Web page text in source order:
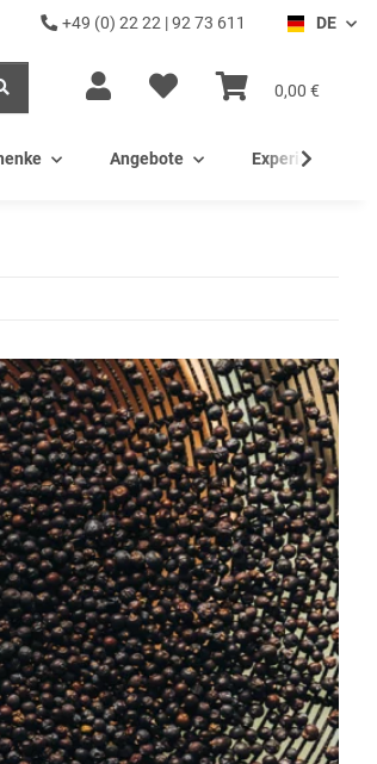
+49 (0) 22 22 | 92 73 611 DE
0,00 €
Angebote Experience -